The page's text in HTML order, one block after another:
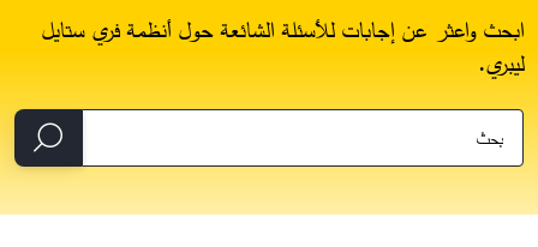
ابحث واعثر عن إجابات للأسئلة الشائعة حول أنظمة فري ستايل
ليبري.